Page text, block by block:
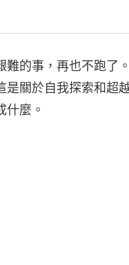
的事，再也不跑了
關於自我探索和超
麼。